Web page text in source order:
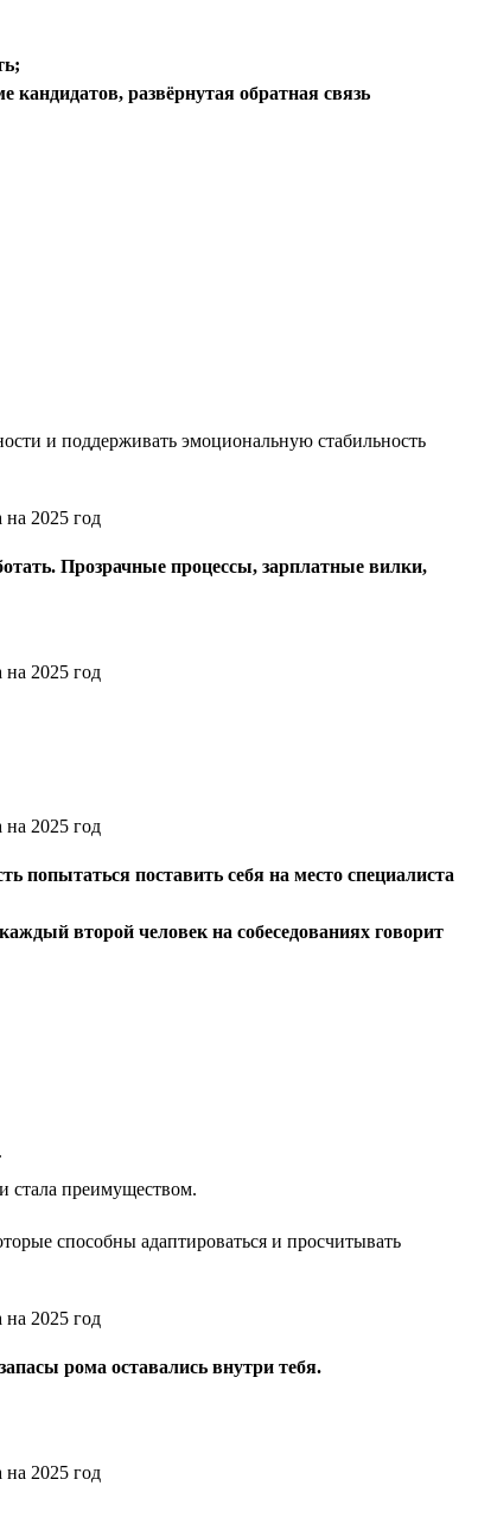
развёрнутая обратная связь
и поддерживать эмоциональную стабильность
Прозрачные процессы, зарплатные вилки,
поставить себя на место специалиста
второй человек на собеседованиях говорит
стала преимуществом.
способны адаптироваться и просчитывать
рома оставались внутри тебя.